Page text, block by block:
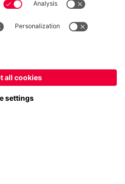
Intimité
des cookies
excluent les frais d'expédition
München AG
Str. 51-57, 81547 München
pour y livrer!
pour y livrer!